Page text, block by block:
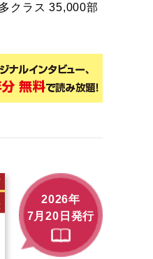
クラス 35,000部
2026年
7月20日発行